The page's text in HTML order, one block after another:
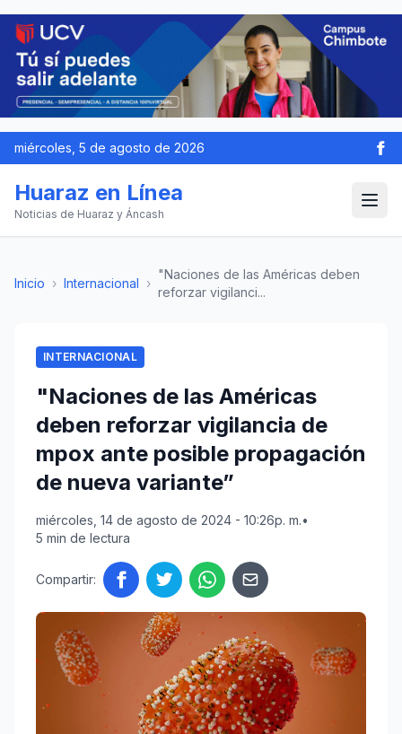
miércoles, 5 de agosto de 2026
Huaraz en Línea
Noticias de Huaraz y Áncash
Inicio › Internacional ›
"Naciones de las Américas deben
reforzar vigilanci...
INTERNACIONAL
"Naciones de las Américas
deben reforzar vigilancia de
mpox ante posible propagación
de nueva variante”
miércoles, 14 de agosto de 2024 - 10:26p. m.•
5 min de lectura
Compartir: